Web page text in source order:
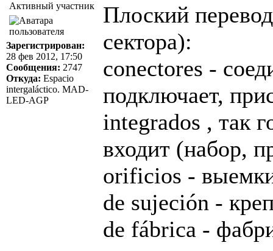
Активный участник
Зарегистрирован:
28 фев 2012, 17:50
Сообщения: 2747
Откуда: Espacio
intergaláctico. MAD-
LED-AGP
Плоский
сектора):
conectores -
подключает,
integrados , так
входит (набор,
orificios -
de sujeción -
de fábrica -